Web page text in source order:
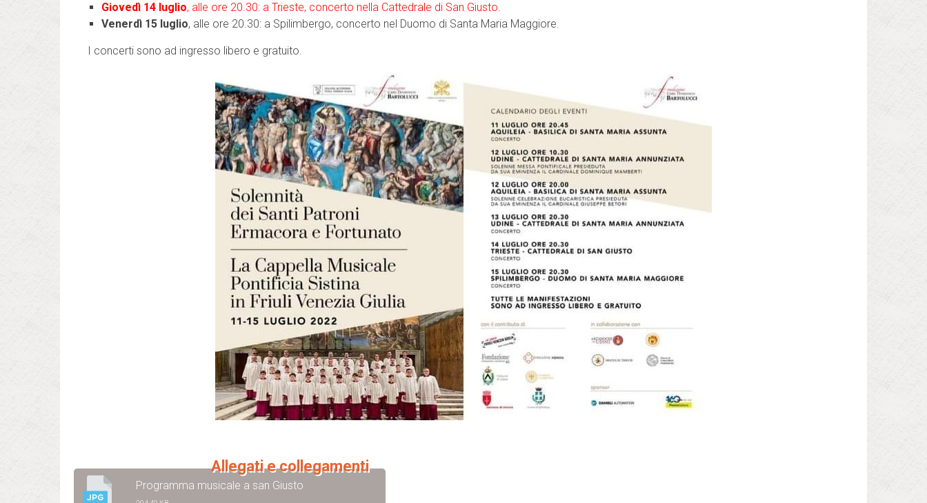
Giovedì 14 luglio, alle ore 20.30: a Trieste, concerto nella Cattedrale di San Giusto.
Venerdì 15 luglio, alle ore 20.30: a Spilimbergo, concerto nel Duomo di Santa Maria Maggiore.
I concerti sono ad ingresso libero e gratuito.
Allegati e collegamenti
Programma musicale a san Giusto